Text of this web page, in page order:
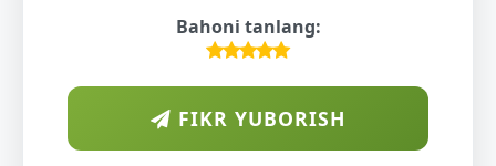
Bahoni tanlang:
FIKR YUBORISH